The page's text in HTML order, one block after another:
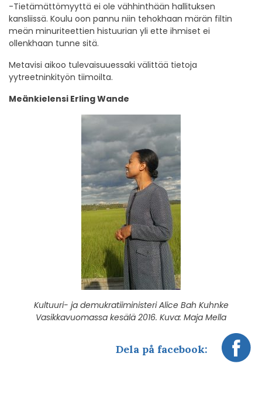
-Tietämättömyyttä ei ole vähhinthään hallituksen
kansliissä. Koulu oon pannu niin tehokhaan märän filtin
meän minuriteettien histuurian yli ette ihmiset ei
ollenkhaan tunne sitä.
Metavisi aikoo tulevaisuuessaki välittää tietoja
yytreetninkityön tiimoilta.
Meänkielensi Erling Wande
Kultuuri- ja demukratiiministeri Alice Bah Kuhnke
Vasikkavuomassa kesälä 2016. Kuva: Maja Mella
Dela på facebook: